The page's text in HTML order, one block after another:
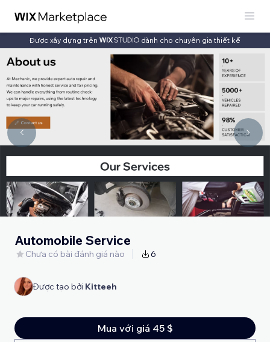
Được xây dựng trên dành cho chuyên gia thiết kế
Automobile Service
Chưa có bài đánh giá nào 6
Được tạo bởi Kitteeh
Mua với giá 45 $